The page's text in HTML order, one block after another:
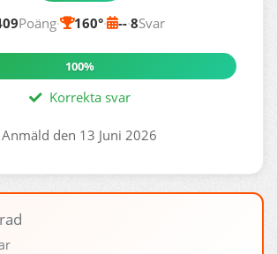
Poäng· 160°· --·8Svar
100%
Korrekta svar
Anmäld den 13 Juni 2026